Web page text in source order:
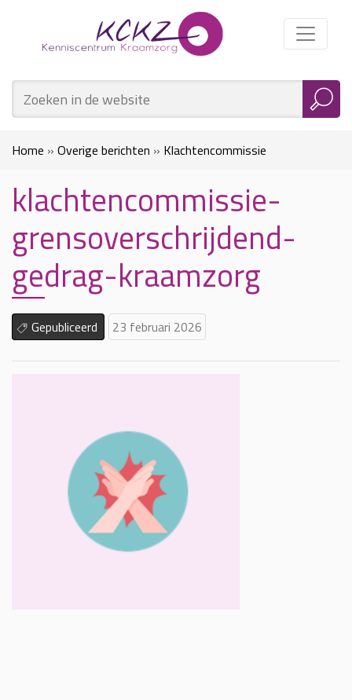
Home » Overige berichten » Klachtencommissie
Grensoverschrijdend gedrag in de kraamzorg »
klachtencommissie-grensoverschrijdend-gedrag-kraamzorg
klachtencommissie-
grensoverschrijdend-
gedrag-kraamzorg
Gepubliceerd 23 februari 2026